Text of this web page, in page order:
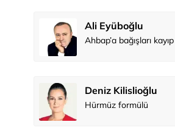
Ali Eyüboğlu
Deniz Kilislioğlu
Hürmüz formülü